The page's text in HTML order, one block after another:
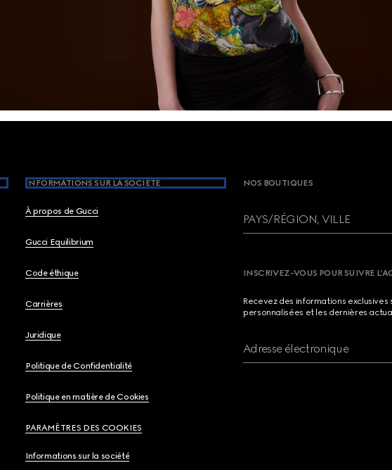
INFORMATIONS SUR LA SOCIETE
À propos de Gucci
Gucci Equilibrium
Code éthique
Carrières
Juridique
Politique de Confidentialité
Politique en matière de Cookies
PARAMÈTRES DES COOKIES
Informations sur la société
NOS BOUTIQUES
PAYS/RÉGION, VILLE
INSCRIVEZ-VOUS POUR SUIVRE
Recevez des informations
personnalisées et les dernières
Adresse électronique